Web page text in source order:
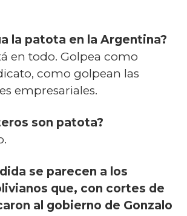
la patota en la Argentina?
en todo. Golpea como
como golpean las
empresariales.
son patota?
se parecen a los
que, con cortes de
al gobierno de Gonzalo